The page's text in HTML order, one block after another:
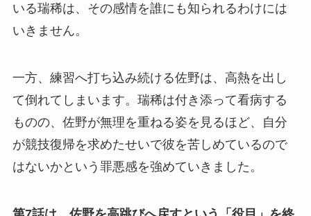
いる瑞稀は、その感情を誰にも知られるわけには
いきません。
一方、練習へ打ち込み続ける佐野は、高熱を出し
て倒れてしまいます。瑞稀は付き添って看病する
ものの、佐野が無理を重ねる姿を見るほど、自分
が競技復帰を求めたせいで彼を苦しめているので
はないかという罪悪感を強めていきました。